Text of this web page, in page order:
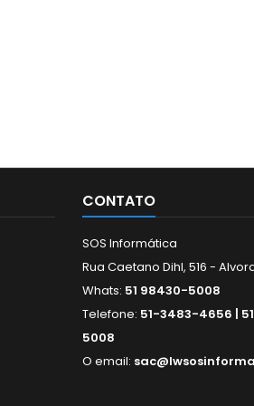
CONTATO
SOS Informática
Rua Caetano Dihl, 516 -
Whats: 51 98430-5008
Telefone: 51-3483-4656 |
5008
O email: